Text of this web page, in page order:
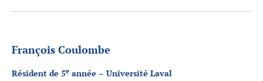
François Coulombe
Résident de 5e année – Université Laval